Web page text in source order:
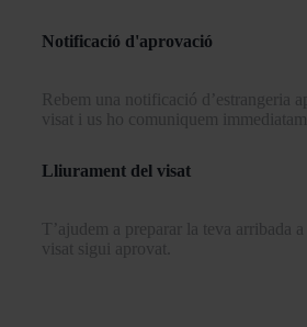
Notificació d'aprovació
Rebem una notificació d’estrangeria
visat i us ho comuniquem
Lliurament del visat
T’ajudem a preparar la teva arribada
visat sigui aprovat.